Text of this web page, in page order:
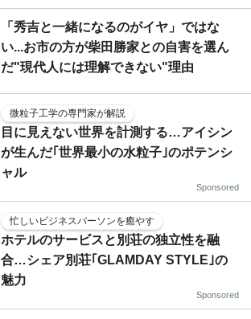
「秀吉と一緒になるのがイヤ」ではな
い...お市の方が柴田勝家との自害を選ん
だ"現代人には理解できない"理由
微粒子工学の専門家が解説
目に見えない世界を計測する…アイシン
が生んだ｢世界最小の水粒子｣のポテンシ
ャル
Sponsored
忙しいビジネスパーソンを癒やす
ホテルのサービスと別荘の独立性を融
合…シェア別荘｢GLAMDAY STYLE｣の
魅力
Sponsored